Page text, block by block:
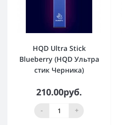
HQD Ultra Stick
Blueberry (HQD Ультра
стик Черника)
210.00руб.
- +